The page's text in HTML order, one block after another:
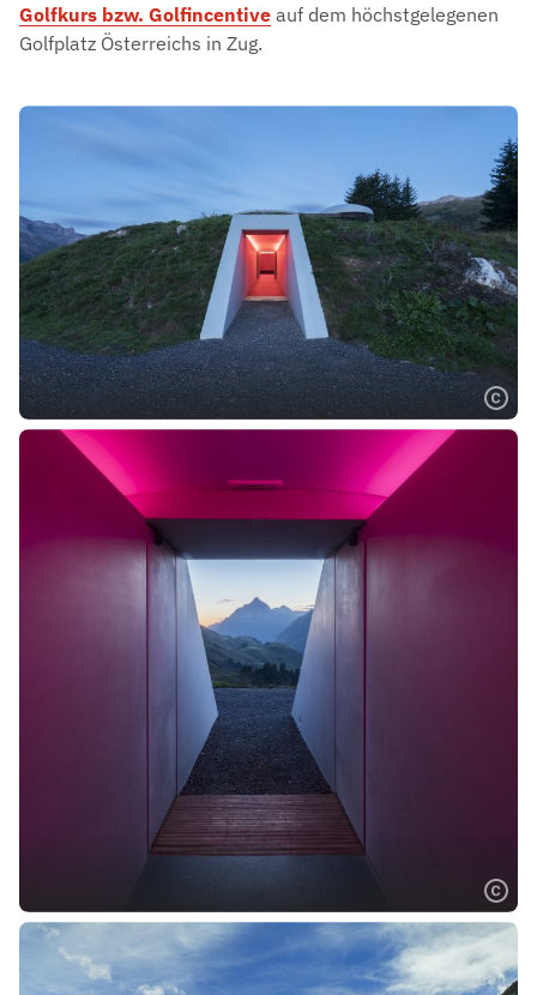
Golfkurs bzw. Golfincentive auf dem höchstgelegenen
Golfplatz Österreichs in Zug.